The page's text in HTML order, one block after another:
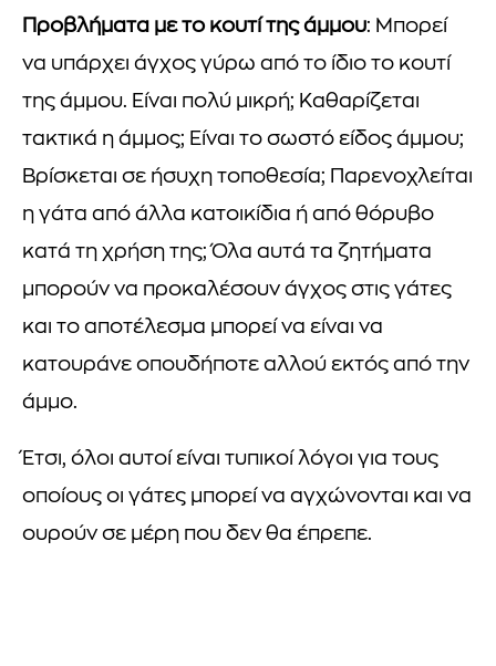
Προβλήματα με το κουτί της άμμου: Μπορεί
να υπάρχει άγχος γύρω από το ίδιο το κουτί
της άμμου. Είναι πολύ μικρή; Καθαρίζεται
τακτικά η άμμος; Είναι το σωστό είδος άμμου;
Βρίσκεται σε ήσυχη τοποθεσία; Παρενοχλείται
η γάτα από άλλα κατοικίδια ή από θόρυβο
κατά τη χρήση της; Όλα αυτά τα ζητήματα
μπορούν να προκαλέσουν άγχος στις γάτες
και το αποτέλεσμα μπορεί να είναι να
κατουράνε οπουδήποτε αλλού εκτός από την
άμμο.
Έτσι, όλοι αυτοί είναι τυπικοί λόγοι για τους
οποίους οι γάτες μπορεί να αγχώνονται και να
ουρούν σε μέρη που δεν θα έπρεπε.